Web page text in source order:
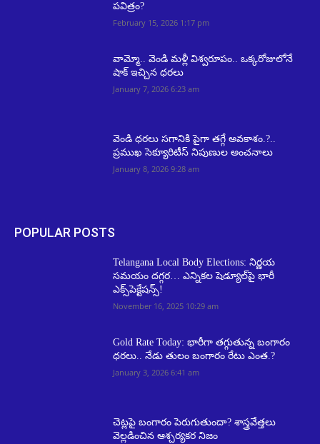
పవిత్రం?
February 15, 2026 1:17 pm
వామ్మో.. వెండి మళ్లీ విశ్వరూపం.. ఒక్కరోజులోనే
షాక్ ఇచ్చిన ధరలు
January 7, 2026 6:23 am
వెండి ధరలు సగానికి పైగా తగ్గే అవకాశం.?..
ప్రముఖ సెక్యూరిటీస్ నిపుణుల అంచనాలు
January 8, 2026 9:28 am
POPULAR POSTS
Telangana Local Body Elections: నిర్ణయ
సమయం దగ్గర… ఎన్నికల షెడ్యూల్‌పై భారీ
ఎక్స్‌పెక్టేషన్స్!
November 16, 2025 10:29 am
Gold Rate Today: భారీగా తగ్గుతున్న బంగారం
ధరలు.. నేడు తులం బంగారం రేటు ఎంత.?
January 3, 2026 6:41 am
చెట్లపై బంగారం పెరుగుతుందా? శాస్త్రవేత్తలు
వెల్లడించిన ఆశ్చర్యకర నిజం